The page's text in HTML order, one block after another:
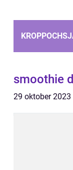
smoothie
29 oktober 2023